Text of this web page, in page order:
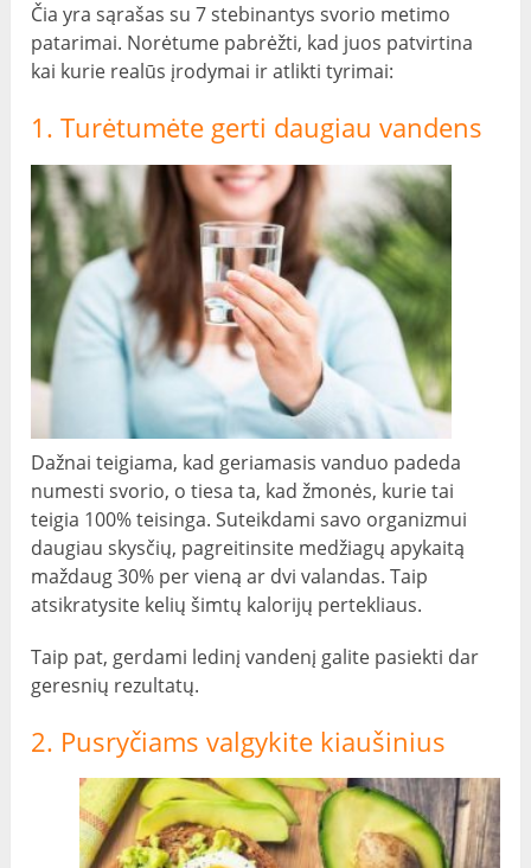
Čia yra sąrašas su 7 stebinantys svorio metimo
patarimai. Norėtume pabrėžti, kad juos patvirtina
kai kurie realūs įrodymai ir atlikti tyrimai:
1. Turėtumėte gerti daugiau vandens
Dažnai teigiama, kad geriamasis vanduo padeda
numesti svorio, o tiesa ta, kad žmonės, kurie tai
teigia 100% teisinga. Suteikdami savo organizmui
daugiau skysčių, pagreitinsite medžiagų apykaitą
maždaug 30% per vieną ar dvi valandas. Taip
atsikratysite kelių šimtų kalorijų pertekliaus.
Taip pat, gerdami ledinį vandenį galite pasiekti dar
geresnių rezultatų.
2. Pusryčiams valgykite kiaušinius